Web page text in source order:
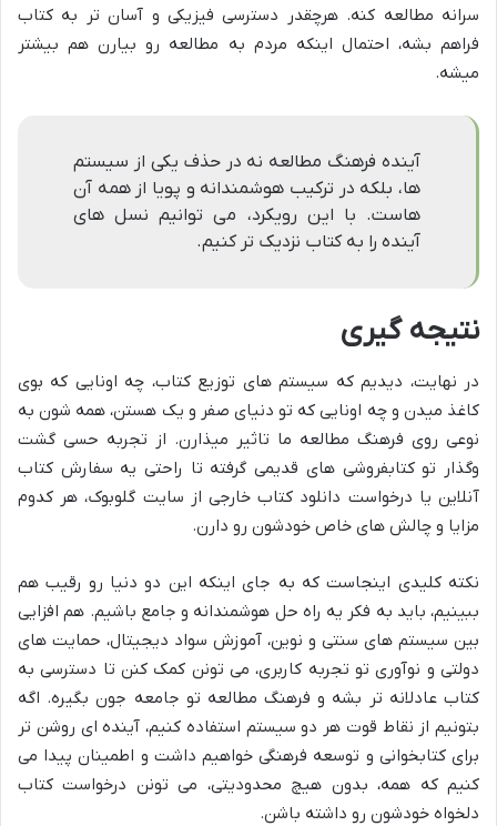
سرانه مطالعه کنه. هرچقدر دسترسی فیزیکی و آسان تر به کتاب
فراهم بشه، احتمال اینکه مردم به مطالعه رو بیارن هم بیشتر
میشه.
آینده فرهنگ مطالعه نه در حذف یکی از سیستم
ها، بلکه در ترکیب هوشمندانه و پویا از همه آن
هاست. با این رویکرد، می توانیم نسل های
آینده را به کتاب نزدیک تر کنیم.
نتیجه گیری
در نهایت، دیدیم که سیستم های توزیع کتاب، چه اونایی که بوی
کاغذ میدن و چه اونایی که تو دنیای صفر و یک هستن، همه شون به
نوعی روی فرهنگ مطالعه ما تاثیر میذارن. از تجربه حسی گشت
وگذار تو کتابفروشی های قدیمی گرفته تا راحتی یه سفارش کتاب
آنلاین یا درخواست دانلود کتاب خارجی از سایت گلوبوک، هر کدوم
مزایا و چالش های خاص خودشون رو دارن.
نکته کلیدی اینجاست که به جای اینکه این دو دنیا رو رقیب هم
ببینیم، باید به فکر یه راه حل هوشمندانه و جامع باشیم. هم افزایی
بین سیستم های سنتی و نوین، آموزش سواد دیجیتال، حمایت های
دولتی و نوآوری تو تجربه کاربری، می تونن کمک کنن تا دسترسی به
کتاب عادلانه تر بشه و فرهنگ مطالعه تو جامعه جون بگیره. اگه
بتونیم از نقاط قوت هر دو سیستم استفاده کنیم، آینده ای روشن تر
برای کتابخوانی و توسعه فرهنگی خواهیم داشت و اطمینان پیدا می
کنیم که همه، بدون هیچ محدودیتی، می تونن درخواست کتاب
دلخواه خودشون رو داشته باشن.